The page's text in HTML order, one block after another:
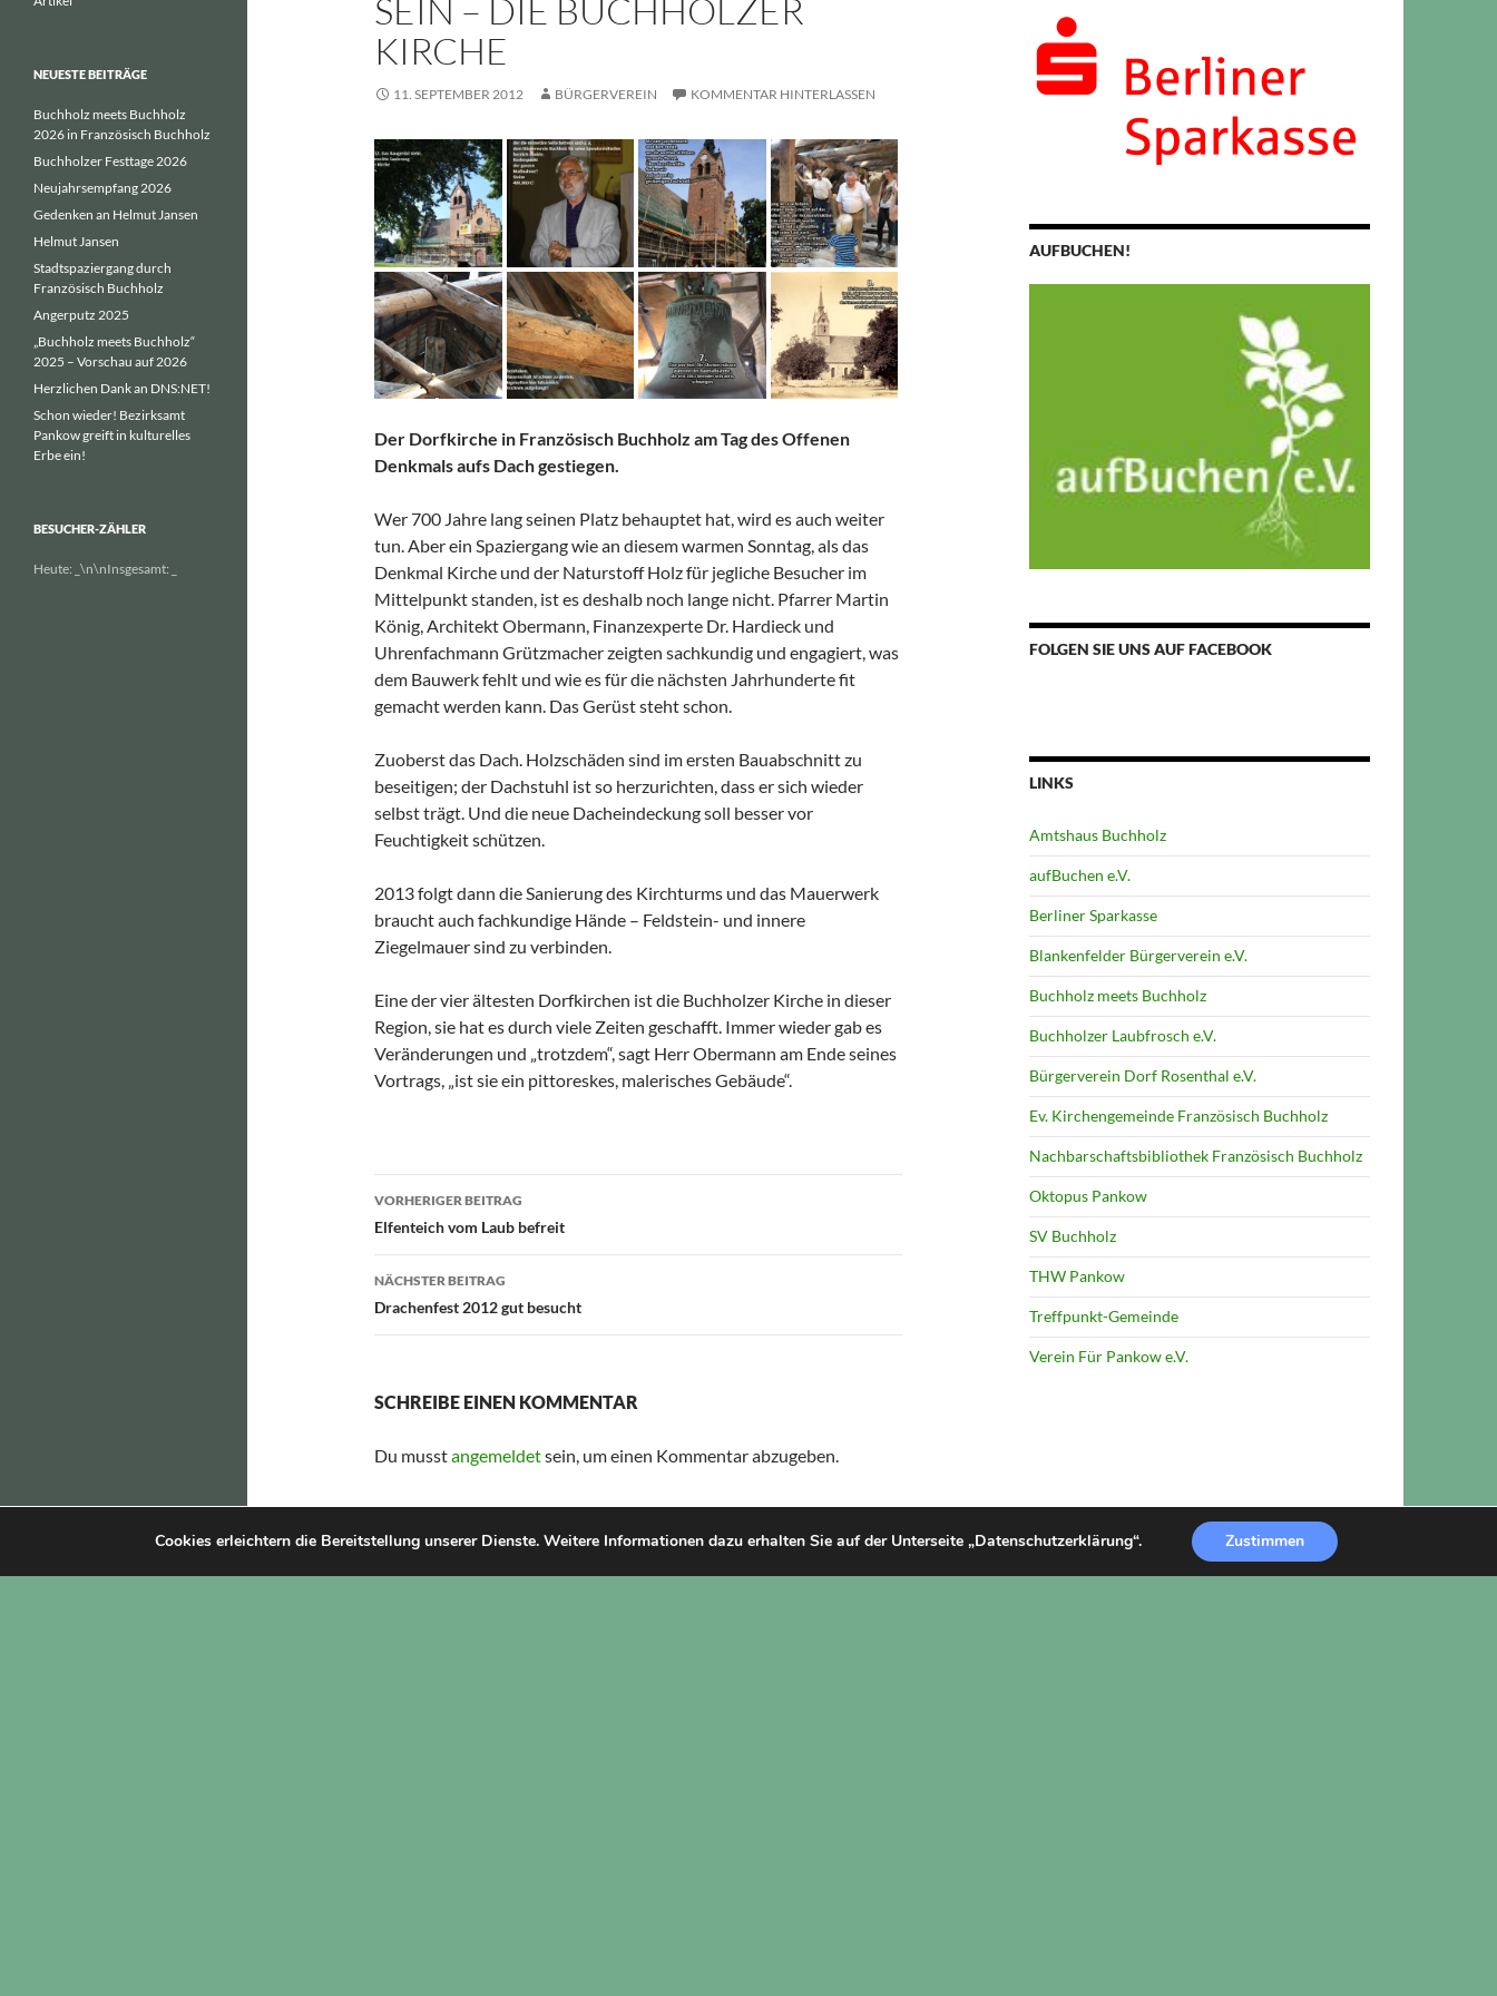
SEIN – DIE BUCHHOLZER
KIRCHE
11. SEPTEMBER 2012 BÜRGERVEREIN KOMMENTAR HINTERLASSEN
Der Dorfkirche in Französisch Buchholz am Tag des Offenen
Denkmals aufs Dach gestiegen.
Wer 700 Jahre lang seinen Platz behauptet hat, wird es auch weiter
tun. Aber ein Spaziergang wie an diesem warmen Sonntag, als das
Denkmal Kirche und der Naturstoff Holz für jegliche Besucher im
Mittelpunkt standen, ist es deshalb noch lange nicht. Pfarrer Martin
König, Architekt Obermann, Finanzexperte Dr. Hardieck und
Uhrenfachmann Grützmacher zeigten sachkundig und engagiert, was
dem Bauwerk fehlt und wie es für die nächsten Jahrhunderte fit
gemacht werden kann. Das Gerüst steht schon.
Zuoberst das Dach. Holzschäden sind im ersten Bauabschnitt zu
beseitigen; der Dachstuhl ist so herzurichten, dass er sich wieder
selbst trägt. Und die neue Dacheindeckung soll besser vor
Feuchtigkeit schützen.
2013 folgt dann die Sanierung des Kirchturms und das Mauerwerk
braucht auch fachkundige Hände – Feldstein- und innere
Ziegelmauer sind zu verbinden.
Eine der vier ältesten Dorfkirchen ist die Buchholzer Kirche in dieser
Region, sie hat es durch viele Zeiten geschafft. Immer wieder gab es
Veränderungen und „trotzdem“, sagt Herr Obermann am Ende seines
Vortrags, „ist sie ein pittoreskes, malerisches Gebäude“.
Beitragsnavigation
VORHERIGER BEITRAG
Elfenteich vom Laub befreit
NÄCHSTER BEITRAG
Drachenfest 2012 gut besucht
SCHREIBE EINEN KOMMENTAR
Du musstangemeldetsein, um einen Kommentar abzugeben.
AUFBUCHEN!
FOLGEN SIE UNS AUF FACEBOOK
LINKS
Amtshaus Buchholz
aufBuchen e.V.
Berliner Sparkasse
Blankenfelder Bürgerverein e.V.
Buchholz meets Buchholz
Buchholzer Laubfrosch e.V.
Bürgerverein Dorf Rosenthal e.V.
Ev. Kirchengemeinde Französisch Buchholz
Nachbarschaftsbibliothek Französisch Buchholz
Oktopus Pankow
SV Buchholz
THW Pankow
Treffpunkt-Gemeinde
Verein Für Pankow e.V.
NEUESTE BEITRÄGE
Buchholz meets Buchholz
2026 in Französisch Buchholz
Buchholzer Festtage 2026
Neujahrsempfang 2026
Gedenken an Helmut Jansen
Helmut Jansen
Stadtspaziergang durch
Französisch Buchholz
Angerputz 2025
„Buchholz meets Buchholz“
2025 – Vorschau auf 2026
Herzlichen Dank an DNS:NET!
Schon wieder! Bezirksamt
Pankow greift in kulturelles
Erbe ein!
BESUCHER-ZÄHLER
Heute: \n\nInsgesamt:
Cookies erleichtern die Bereitstellung unserer Dienste. Weitere Informationen dazu erhalten Sie auf der Unterseite „Datenschutzerklärung“. Zustimmen